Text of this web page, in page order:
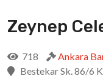
Zeynep
718 Ankara
Bestekar Sk. 86/6